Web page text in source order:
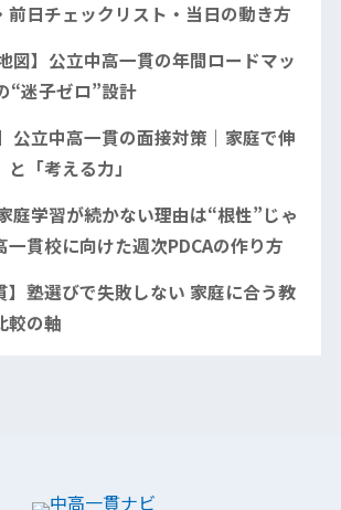
前日チェックリスト・当日の動き方
図】公立中高一貫の年間ロードマッ
“迷子ゼロ”設計
公立中高一貫の面接対策｜家庭で伸
「考える力」
庭学習が続かない理由は“根性”じゃ
一貫校に向けた週次PDCAの作り方
】塾選びで失敗しない 家庭に合う教
較の軸